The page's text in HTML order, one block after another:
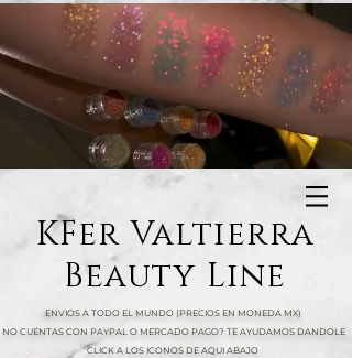
KFer Valtierra
Beauty Line
ENVIOS A TODO EL MUNDO (PRECIOS EN MONEDA MX)
NO CUENTAS CON PAYPAL O MERCADO PAGO? TE AYUDAMOS DANDOLE
CLICK A LOS ICONOS DE AQUI ABAJO